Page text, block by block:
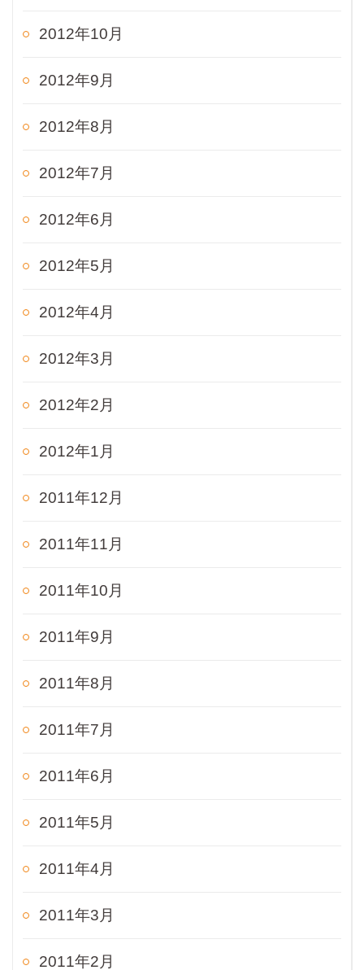
2012年10月
2012年9月
2012年8月
2012年7月
2012年6月
2012年5月
2012年4月
2012年3月
2012年2月
2012年1月
2011年12月
2011年11月
2011年10月
2011年9月
2011年8月
2011年7月
2011年6月
2011年5月
2011年4月
2011年3月
2011年2月